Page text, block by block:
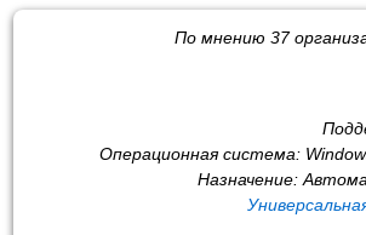
По мнению 37
Операционная система:
Назначение: